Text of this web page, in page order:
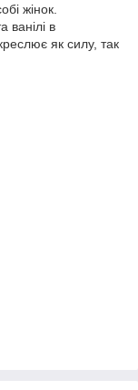
жінок.
ванілі в
як силу, так